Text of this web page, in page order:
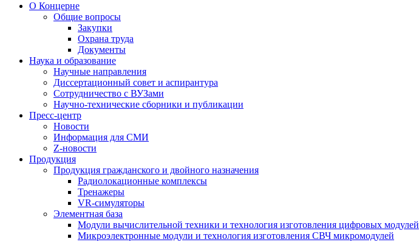
О Концерне
Общие вопросы
Закупки
Охрана труда
Документы
Наука и образование
Научные направления
Диссертационный совет и аспирантура
Сотрудничество с ВУЗами
Научно-технические сборники и публикации
Пресс-центр
Новости
Информация для СМИ
Z-новости
Продукция
Продукция гражданского и двойного назначения
Радиолокационные комплексы
Тренажеры
VR-симуляторы
Элементная база
Модули вычислительной техники и технология изготовления цифровых модулей
Микроэлектронные модули и технология изготовления СВЧ микромодулей